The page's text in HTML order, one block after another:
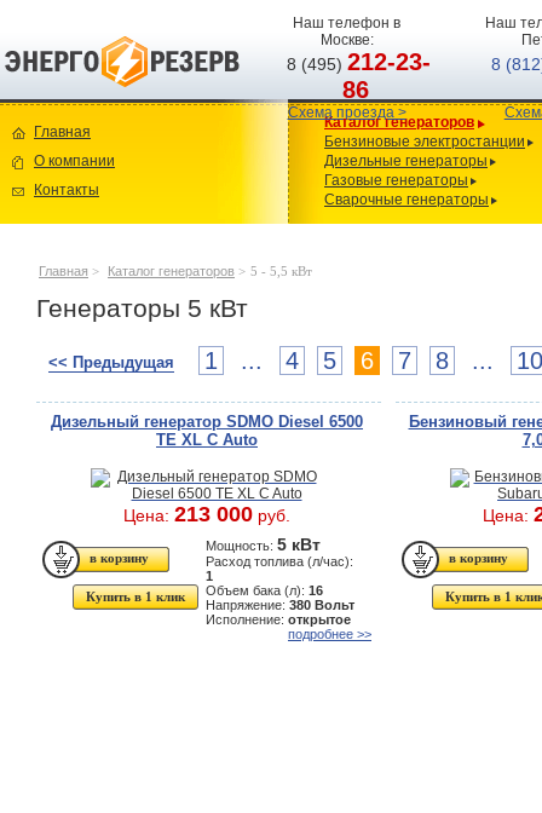
Наш телефон в
Москве:
8 (495)212-23-
86
Схема проезда >
Наш
8
Главная
О компании
Контакты
Каталог генераторов
Бензиновые электростанции
Дизельные генераторы
Газовые генераторы
Сварочные генераторы
Главная > Каталог генераторов > 5 - 5,5 кВт
Генераторы 5 кВт
<< Предыдущая 1 ... 4 5 6 7 8 ... 10
Дизельный генератор SDMO Diesel 6500
TE XL C Auto
Цена: 213 000 руб.
Купить в 1 клик
Мощность: 5 кВт
Расход топлива (л/час):
1
Объем бака (л): 16
Напряжение: 380 Вольт
Исполнение: открытое
подробнее >>
Бензиновый
Цена:
Купить в 1